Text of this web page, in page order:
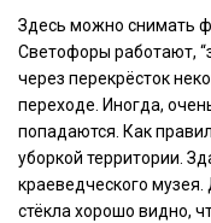
Здесь можно снимать
Светофоры работают,
через перекрёсток
переходе. Иногда,
попадаются. Как
уборкой территории.
краеведческого
стёкла хорошо видно,